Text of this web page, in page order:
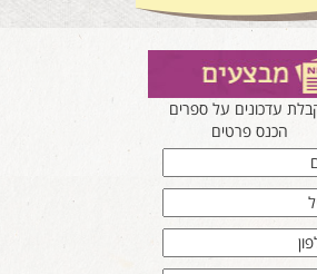
עדכונים על ספרים
הכנס פרטים